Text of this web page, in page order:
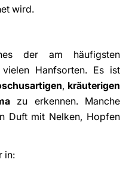
wird.
der am häufigsten
Hanfsorten. Es ist
, kräuterigen
zu erkennen. Manche
Duft mit Nelken, Hopfen
in: